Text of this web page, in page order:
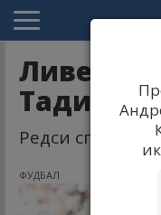
Тадића!
Редси спремни
ФУДБАЛ